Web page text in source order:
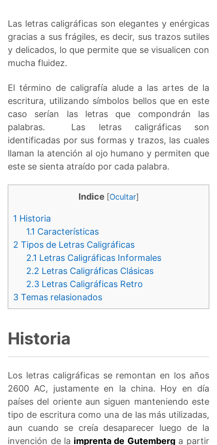
Las letras caligráficas son elegantes y enérgicas
gracias a sus frágiles, es decir, sus trazos sutiles
y delicados, lo que permite que se visualicen con
mucha fluidez.
El término de caligrafía alude a las artes de la
escritura, utilizando símbolos bellos que en este
caso serían las letras que compondrán las
palabras. Las letras caligráficas son
identificadas por sus formas y trazos, las cuales
llaman la atención al ojo humano y permiten que
este se sienta atraído por cada palabra.
Indice [Ocultar]
1 Historia
1.1 Características
2 Tipos de Letras Caligráficas
2.1 Letras Caligráficas Informales
2.2 Letras Caligráficas Clásicas
2.3 Letras Caligráficas Retro
3 Temas relasionados
Historia
Los letras caligráficas se remontan en los años
2600 AC, justamente en la china. Hoy en día
países del oriente aun siguen manteniendo este
tipo de escritura como una de las más utilizadas,
aun cuando se creía desaparecer luego de la
invención de la imprenta de Gutemberga partir